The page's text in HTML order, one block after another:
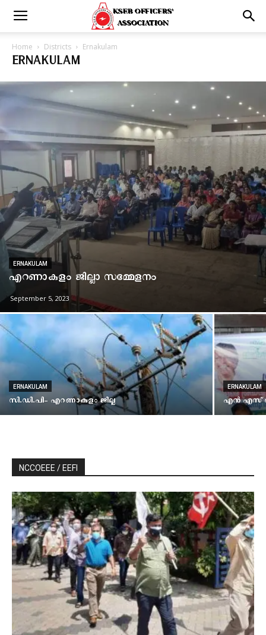
Home Districts Ernakulam
ERNAKULAM
ERNAKULAM
എറണാകുളം ജില്ലാ സമ്മേളനം
September 5, 2023
ERNAKULAM
സി.ഡി.പി- എറണാകുളം ജില്ല
ERNAKULAM
എന്‍ എസ്
NCCOEEE / EEFI